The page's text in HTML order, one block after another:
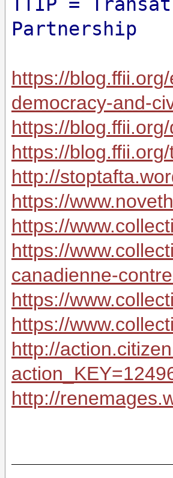
Partnership
https://
democracy-and-
https://
https://
http://
https://
https://
https://
canadienne-
https://
https://
http://
http://